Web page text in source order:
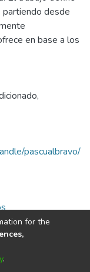
partiendo desde
en base a los
,
pascualbravo/
for the
.